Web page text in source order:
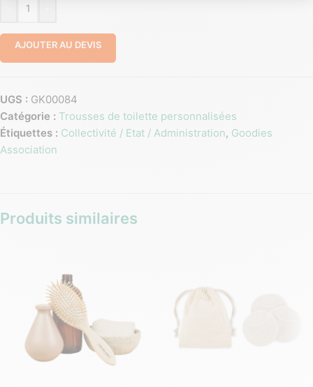
AJOUTER AU DEVIS
UGS : GK00084
Catégorie : Trousses de toilette personnalisées
Étiquettes : Collectivité / Etat / Administration, Goodies
Association
Produits similaires